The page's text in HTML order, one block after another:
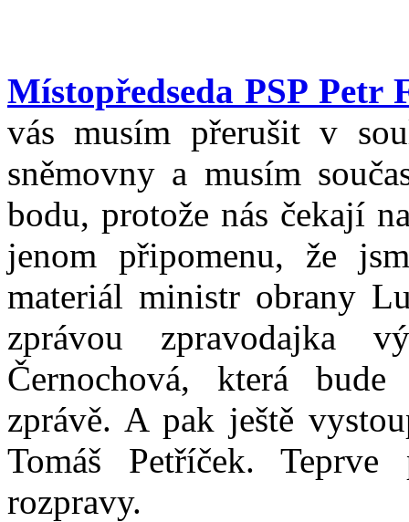
Místopředseda PSP Petr
vás musím přerušit v
sněmovny a musím
bodu, protože nás čekají
jenom připomenu, že
materiál ministr obrany
zprávou zpravodajka
Černochová, která
zprávě. A pak ještě
Tomáš Petříček.
rozpravy.